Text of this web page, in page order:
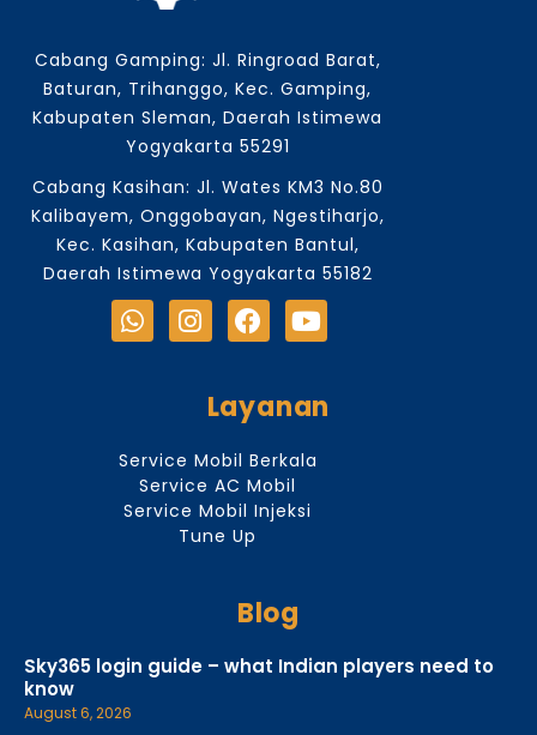
Cabang Gamping: Jl. Ringroad Barat,
Baturan, Trihanggo, Kec. Gamping,
Kabupaten Sleman, Daerah Istimewa
Yogyakarta 55291
Cabang Kasihan: Jl. Wates KM3 No.80
Kalibayem, Onggobayan, Ngestiharjo,
Kec. Kasihan, Kabupaten Bantul,
Daerah Istimewa Yogyakarta 55182
Layanan
Service Mobil Berkala
Service AC Mobil
Service Mobil Injeksi
Tune Up
Blog
Sky365 login guide – what Indian players need to
know
August 6, 2026